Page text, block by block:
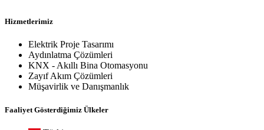
Hizmetlerimiz
Elektrik Proje Tasarımı
Aydınlatma Çözümleri
KNX - Akıllı Bina Otomasyonu
Zayıf Akım Çözümleri
Müşavirlik ve Danışmanlık
Faaliyet Gösterdiğimiz Ülkeler